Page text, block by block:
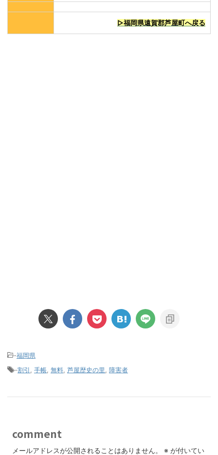
▷福岡県遠賀郡芦屋町へ戻る
-福岡県
-割引 手帳 無料 芦屋歴史の里 障害者
comment
メールアドレスが公開されることはありません。 ※ が付いてい